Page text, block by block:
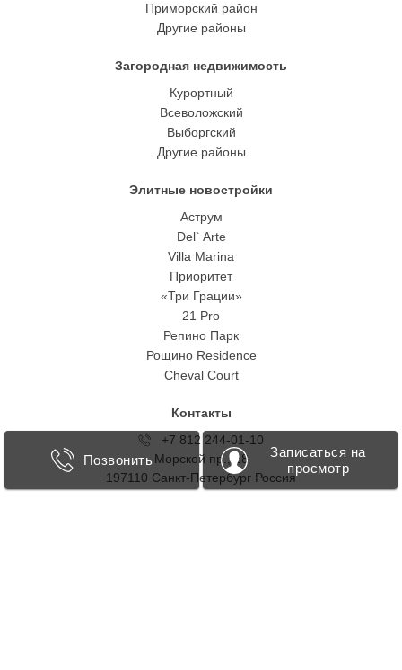
Позвонить
Записаться на
просмотр
Приморский район
Другие районы
Загородная недвижимость
Курортный
Всеволожский
Выборгский
Другие районы
Элитные новостройки
Аструм
Del` Arte
Villa Marina
Приоритет
«Три Грации»
21 Pro
Репино Парк
Рощино Residence
Cheval Court
Контакты
+7 812 244-01-10
Морской пр., 28
197110 Санкт-Петербург Росcия